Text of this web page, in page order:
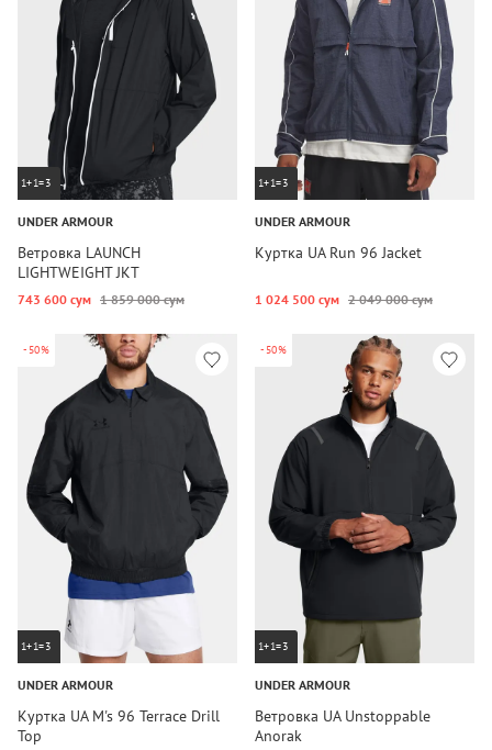
1+1=3
UNDER ARMOUR
Ветровка LAUNCH
LIGHTWEIGHT JKT
743 600 сум 1 859 000 сум
1+1=3
UNDER ARMOUR
Куртка UA Run 96 Jacket
1 024 500 сум 2 049 000 сум
-50%
1+1=3
UNDER ARMOUR
Куртка UA M's 96 Terrace Drill
Top
-50%
1+1=3
UNDER ARMOUR
Ветровка UA Unstoppable
Anorak